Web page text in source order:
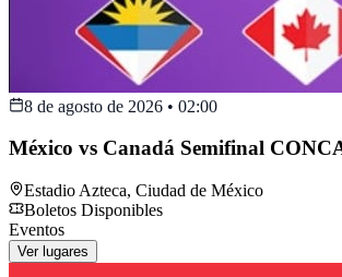
8 de agosto de 2026 • 02:00
México vs Canadá Semifinal
Estadio Azteca, Ciudad de México
Boletos Disponibles
Eventos
Ver lugares